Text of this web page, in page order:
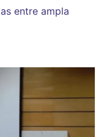
entre ampla